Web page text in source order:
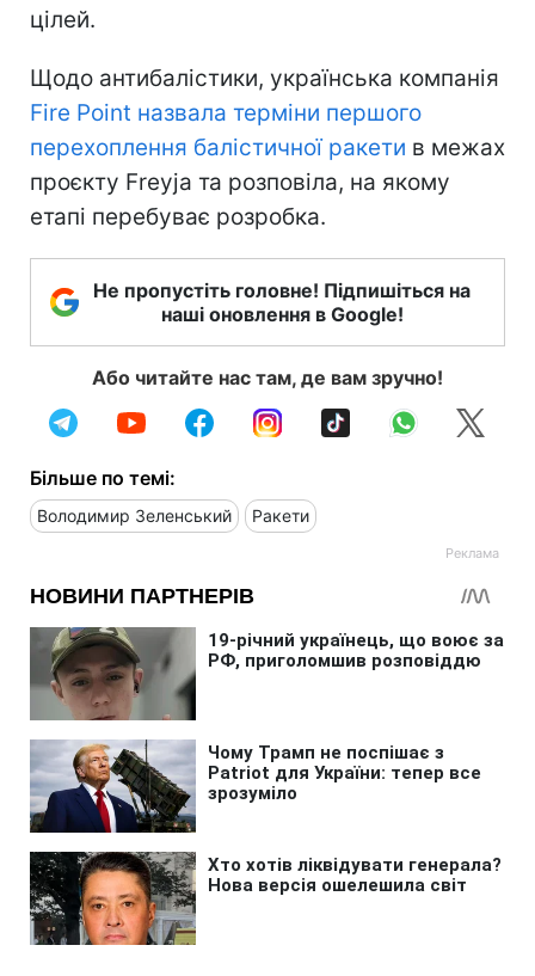
цілей.
Щодо антибалістики, українська компанія
Fire Point назвала терміни першого
перехоплення балістичної ракети в межах
проєкту Freyja та розповіла, на якому
етапі перебуває розробка.
Не пропустіть головне! Підпишіться на
наші оновлення в Google!
Або читайте нас там, де вам зручно!
Більше по темі:
Володимир Зеленський Ракети